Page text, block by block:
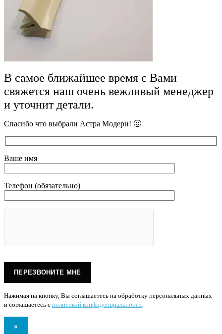
В самое ближайшее время с Вами
свяжется наш очень вежливый менеджер
и уточнит детали.
Спасибо что выбрали Астра Модерн! 🙂
Ваше имя
Телефон (обязательно)
Нажимая на кнопку, Вы соглашаетесь на обработку персональных данных
и соглашаетесь с политикой конфиденциальности.
×